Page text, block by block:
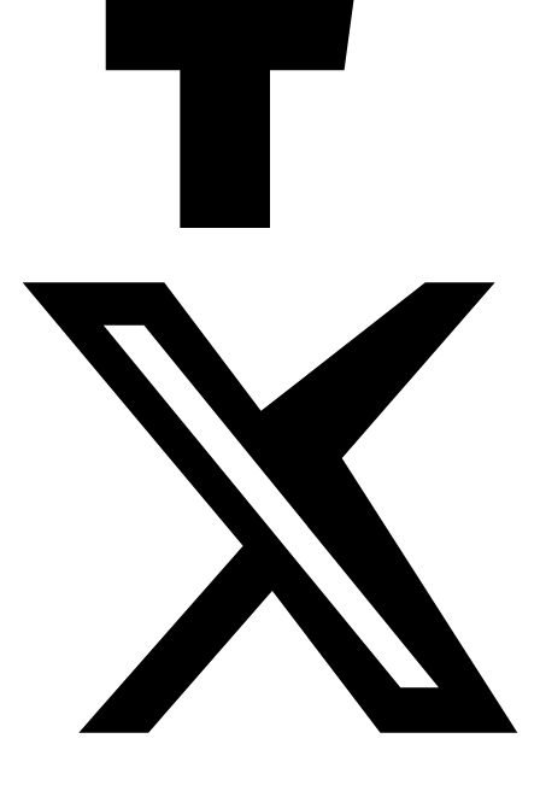
primero de varios líderes de la región en ser depuesto. El
extendió al cine: afirmar que la Primavera Árabe ha sido el
acontecimiento más crucial en la historia moderna del
cine árabe no sería una exageración. Pero así como el
impacto político de los levantamientos se ha mezclado
a largo plazo, también lo ha hecho su legado
cinematográfico.
El cine árabe ya venía disfrutado de un renacimiento
artístico con el cambio de mileno gracias tanto a la
nueva tecnología que ayudaba a reducir los costes de
producción como al auge de los Festivales de Cine del
Golfo (Dubai, Abu Dhabi y Doha) que ofrecían a los
cineastas emergentes una nueva fuente de dinero y
oportunidades de coproducción. La proliferación de